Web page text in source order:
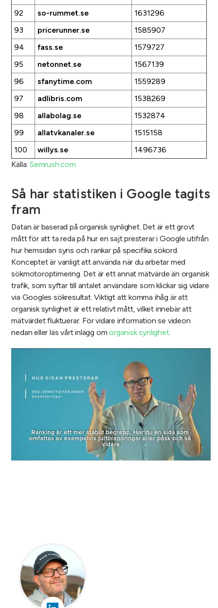
92
so-rummet.se
1631296
93
pricerunner.se
1585907
94
fass.se
1579727
95
netonnet.se
1567139
96
sfanytime.com
1559289
97
adlibris.com
1538269
98
allabolag.se
1532874
99
allatvkanaler.se
1515158
100
willys.se
1496736
Källa: Semrush.com
Så har statistiken i Google tagits
fram
Datan är baserad på organisk synlighet. Det är ett grovt
mått för att ta reda på hur en sajt presterar i Google utifrån
hur hemsidan syns och rankar på specifika sökord.
Konceptet är vanligt att använda när du arbetar med
sökmotoroptimering. Det är ett annat mätvärde än organisk
trafik, som syftar till antalet användare som klickar sig vidare
via Googles sökresultat. Viktigt att komma ihåg är att
organisk synlighet är ett relativt mått, vilket innebär att
mätvärdet fluktuerar. För vidare information se videon
nedan eller läs vårt inlägg omorganisk synlighet.